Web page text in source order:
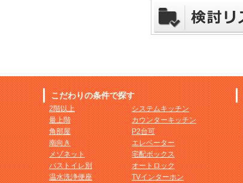
こだわりの条件で探す
2階以上
最上階
角部屋
南向き
メゾネット
バストイレ別
温水洗浄便座
システムキッチン
カウンターキッチン
P2台可
エレベーター
宅配ボックス
オートロック
TVインターホン